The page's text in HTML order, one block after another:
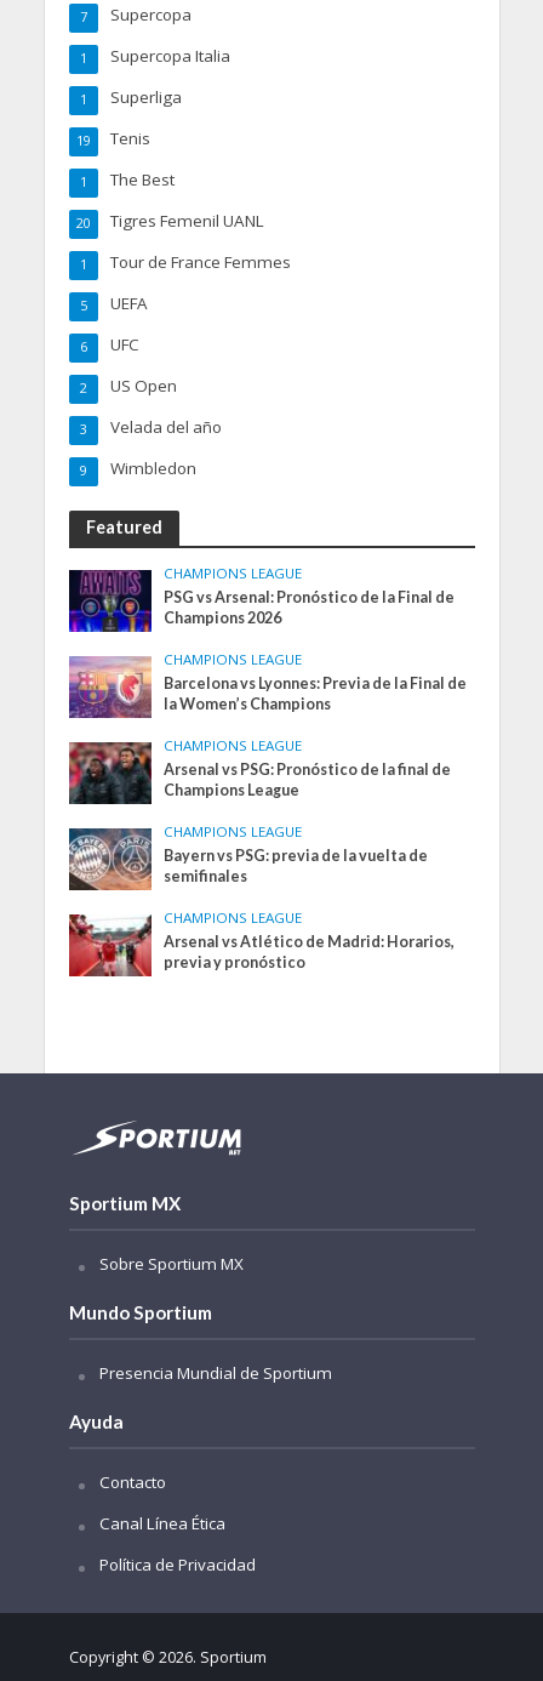
Supercopa
7
Supercopa Italia
1
Superliga
1
Tenis
19
The Best
1
Tigres Femenil UANL
20
Tour de France Femmes
1
UEFA
5
UFC
6
US Open
2
Velada del año
3
Wimbledon
9
Featured
CHAMPIONS LEAGUE
PSG vs Arsenal: Pronóstico de la Final de
Champions 2026
CHAMPIONS LEAGUE
Barcelona vs Lyonnes: Previa de la Final de
la Women’s Champions
CHAMPIONS LEAGUE
Arsenal vs PSG: Pronóstico de la final de
Champions League
CHAMPIONS LEAGUE
Bayern vs PSG: previa de la vuelta de
semifinales
CHAMPIONS LEAGUE
Arsenal vs Atlético de Madrid: Horarios,
previa y pronóstico
Sportium MX
Sobre Sportium MX
Mundo Sportium
Presencia Mundial de Sportium
Ayuda
Contacto
Canal Línea Ética
Política de Privacidad
Copyright © 2026. Sportium